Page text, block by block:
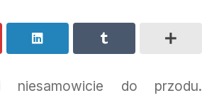
niesamowicie do przodu.